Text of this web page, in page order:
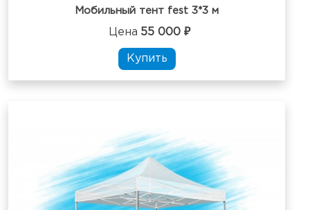
Мобильный тент fest 3*3 м
Цена 55 000 ₽
Купить